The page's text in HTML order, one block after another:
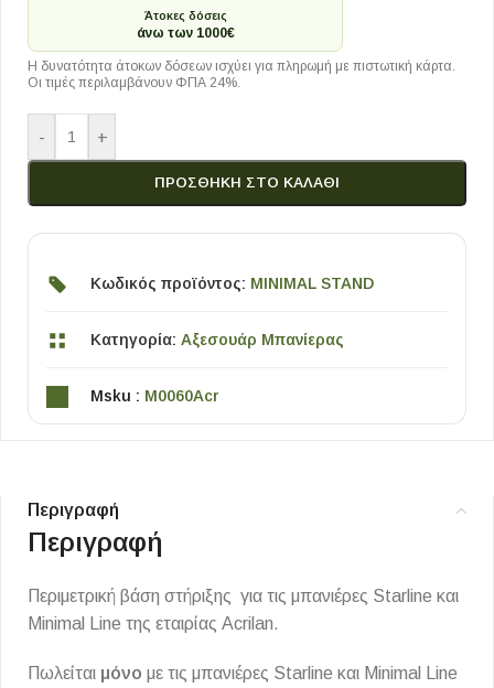
Άτοκες δόσεις
άνω των 1000€
Η δυνατότητα άτοκων δόσεων ισχύει για πληρωμή με πιστωτική κάρτα.
Οι τιμές περιλαμβάνουν ΦΠΑ 24%.
- +
ΠΡΟΣΘΉΚΗ ΣΤΟ ΚΑΛΆΘΙ
Κωδικός προϊόντος: MINIMAL STAND
Κατηγορία: Αξεσουάρ Μπανίερας
Msku : M0060Acr
Περιγραφή
Περιγραφή
Περιμετρική βάση στήριξης για τις μπανιέρες Starline και
Minimal Line της εταιρίας Acrilan.
Πωλείται μόνο με τις μπανιέρες Starline και Minimal Line